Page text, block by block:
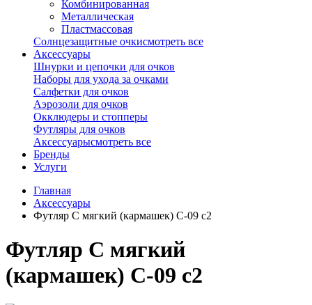
Комбинированная
Металлическая
Пластмассовая
Солнцезащитные очкисмотреть все
Аксессуары
Шнурки и цепочки для очков
Наборы для ухода за очками
Салфетки для очков
Аэрозоли для очков
Окклюдеры и стопперы
Футляры для очков
Аксессуарысмотреть все
Бренды
Услуги
Главная
Аксессуары
Футляр C мягкий (кармашек) С-09 с2
Футляр C мягкий
(кармашек) С-09 с2